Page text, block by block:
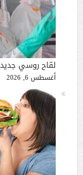
لقاح روسي جديد
أغسطس 6, 2026